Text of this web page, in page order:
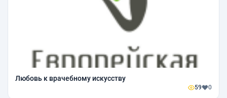
Любовь к врачебному искусству
59 0